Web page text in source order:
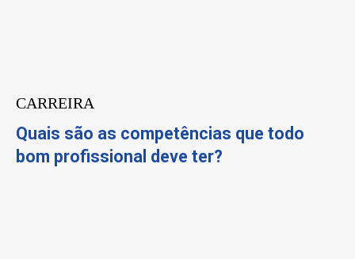
CARREIRA
Quais são as competências que todo
bom profissional deve ter?